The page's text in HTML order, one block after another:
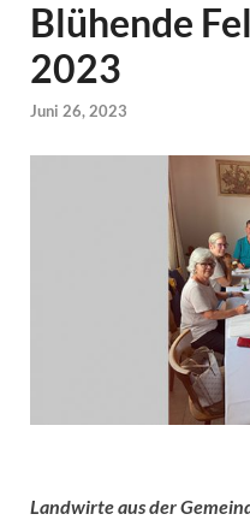
Blühende
2023
Juni 26, 2023
Landwirte aus der